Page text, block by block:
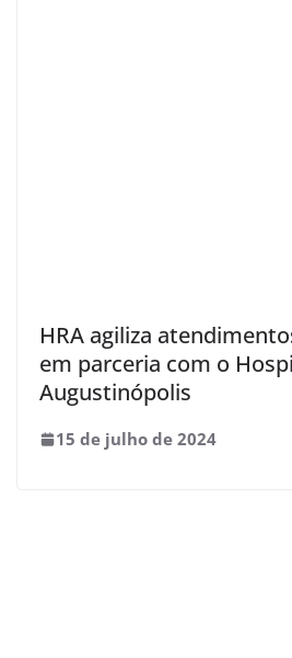
HRA agiliza
em parceria com o
Augustinópolis
15 de julho de 2024